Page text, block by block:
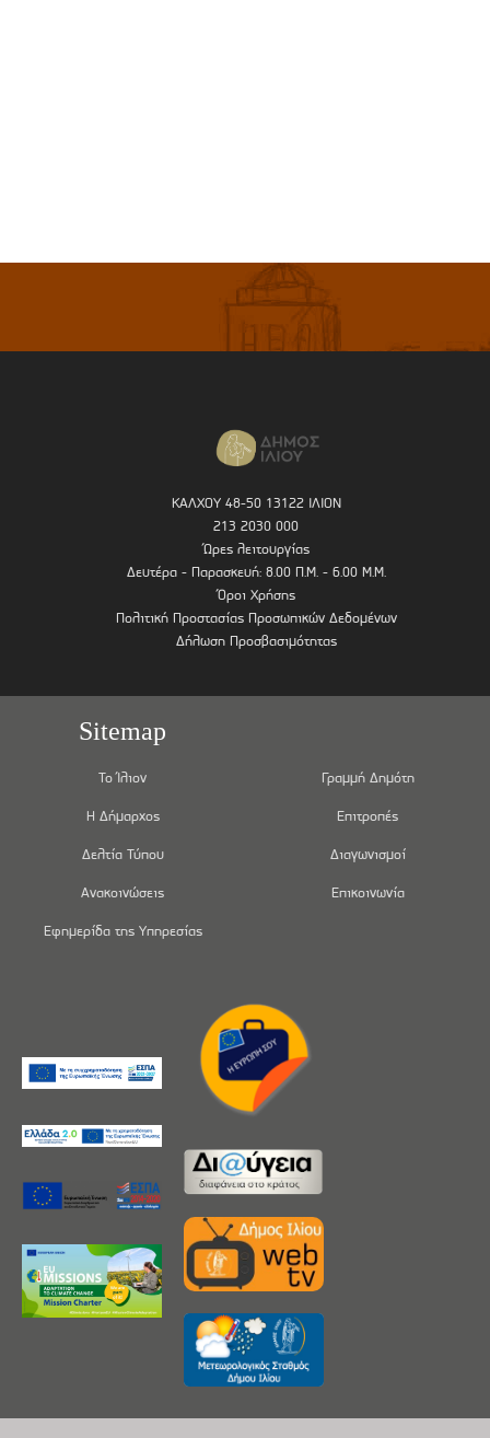
ΚΑΛΧΟΥ 48-50 13122 ΙΛΙΟΝ
213 2030 000
Ώρες λειτουργίας
Δευτέρα - Παρασκευή: 8.00 Π.Μ. - 6.00 Μ.Μ.
Όροι Χρήσης
Πολιτική Προστασίας Προσωπικών Δεδομένων
Δήλωση Προσβασιμότητας
Sitemap
Το Ίλιον
Η Δήμαρχος
Δελτία Τύπου
Ανακοινώσεις
Εφημερίδα της Υπηρεσίας
Γραμμή Δημότη
Επιτροπές
Διαγωνισμοί
Επικοινωνία